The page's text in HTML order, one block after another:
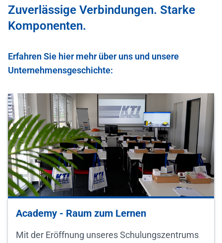
Zuverlässige Verbindungen. Starke
Komponenten.
Erfahren Sie hier mehr über uns und unsere
Unternehmensgeschichte:
Academy - Raum zum Lernen
Mit der Eröffnung unseres Schulungszentrums